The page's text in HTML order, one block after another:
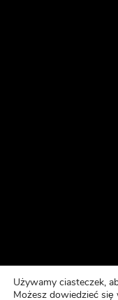
Używamy ciasteczek,
Możesz dowiedzieć